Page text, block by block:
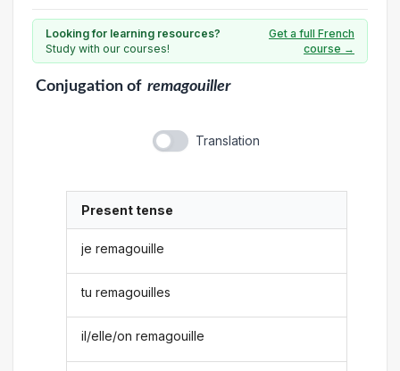
Looking for learning resources?
Study with our courses!
Get a full French
course →
Conjugationof remagouiller
Translation
Present tense
je remagouille
tu remagouilles
il/elle/on remagouille